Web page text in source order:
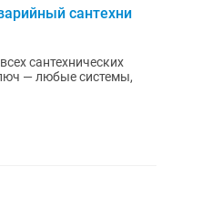
сантехни
сантехнических
— любые системы,